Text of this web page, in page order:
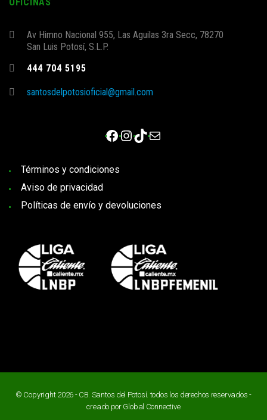
Av Himno Nacional 955, Las Aguilas 3ra Secc, 78270
San Luis Potosí, S.L.P.
444 704 5195
santosdelpotosioficial@gmail.com
Facebook
Instagram
TikTok
Correo electrónico
Términos y condiciones
Aviso de privacidad
Políticas de envío y devoluciones
© Copyright 2026 - CB. Santos del Potosí. todos los derechos reservados -
creado por Global Connective